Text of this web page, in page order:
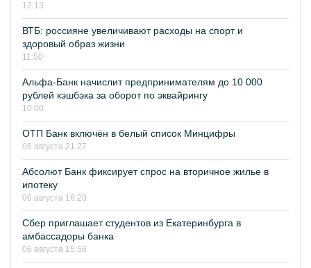
12:13
ВТБ: россияне увеличивают расходы на спорт и
здоровый образ жизни
11:50
Альфа-Банк начислит предпринимателям до 10 000
рублей кэшбэка за оборот по эквайрингу
10:00
ОТП Банк включён в белый список Минцифры
06 августа 21:27
Абсолют Банк фиксирует спрос на вторичное жилье в
ипотеку
06 августа 16:20
Сбер приглашает студентов из Екатеринбурга в
амбассадоры банка
06 августа 15:56